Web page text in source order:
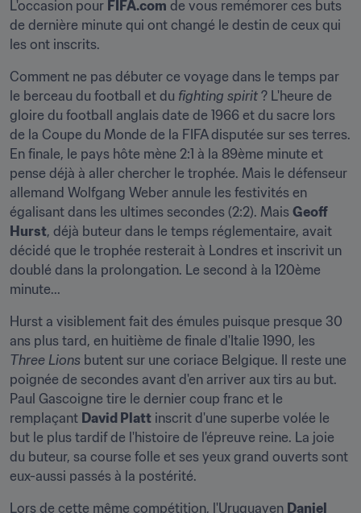
L'occasion pour FIFA.com de vous remémorer ces buts
de dernière minute qui ont changé le destin de ceux qui
les ont inscrits.
Comment ne pas débuter ce voyage dans le temps par
le berceau du football et du fighting spirit ? L'heure de
gloire du football anglais date de 1966 et du sacre lors
de la Coupe du Monde de la FIFA disputée sur ses terres.
En finale, le pays hôte mène 2:1 à la 89ème minute et
pense déjà à aller chercher le trophée. Mais le défenseur
allemand Wolfgang Weber annule les festivités en
égalisant dans les ultimes secondes (2:2). Mais Geoff
Hurst, déjà buteur dans le temps réglementaire, avait
décidé que le trophée resterait à Londres et inscrivit un
doublé dans la prolongation. Le second à la 120ème
minute...
Hurst a visiblement fait des émules puisque presque 30
Three Lions butent sur une coriace Belgique. Il reste une
poignée de secondes avant d'en arriver aux tirs au but.
Paul Gascoigne tire le dernier coup franc et le
remplaçant David Platt inscrit d'une superbe volée le
but le plus tardif de l'histoire de l'épreuve reine. La joie
du buteur, sa course folle et ses yeux grand ouverts sont
eux-aussi passés à la postérité.
Lors de cette même compétition, l'Uruguayen Daniel